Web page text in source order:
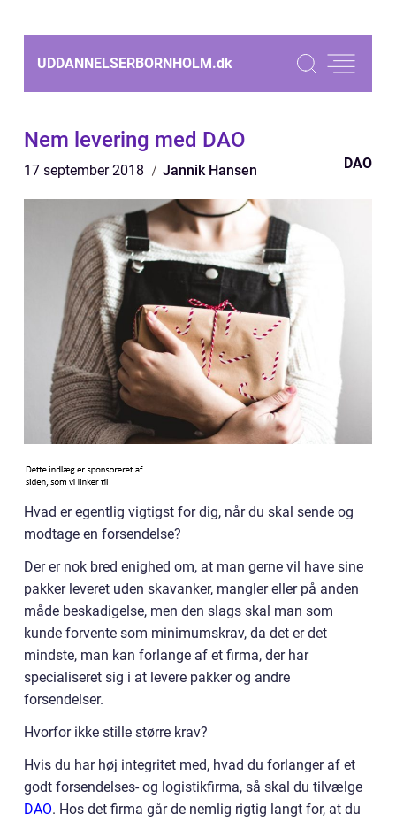
UDDANNELSERBORNHOLM.dk
Nem levering med DAO
17 september 2018 Jannik Hansen DAO
Hvad er egentlig vigtigst for dig, når du skal sende og
modtage en forsendelse?
Der er nok bred enighed om, at man gerne vil have sine
pakker leveret uden skavanker, mangler eller på anden
måde beskadigelse, men den slags skal man som
kunde forvente som minimumskrav, da det er det
mindste, man kan forlange af et firma, der har
specialiseret sig i at levere pakker og andre
forsendelser.
Hvorfor ikke stille større krav?
Hvis du har høj integritet med, hvad du forlanger af et
godt forsendelses- og logistikfirma, så skal du tilvælge
DAO. Hos det firma går de nemlig rigtig langt for, at du